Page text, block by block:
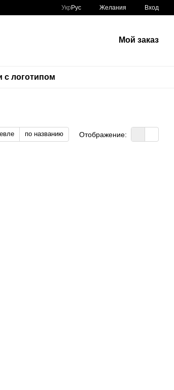
Укр Рус Желания Вход
Мой заказ
с логотипом
по названию Отображение: